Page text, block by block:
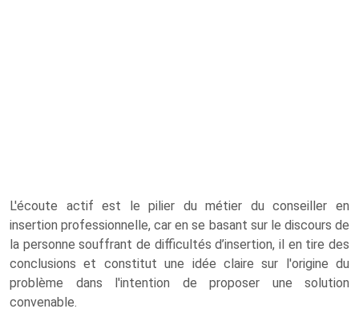
L'écoute actif est le pilier du métier du conseiller en
insertion professionnelle, car en se basant sur le discours de
la personne souffrant de difficultés d’insertion, il en tire des
conclusions et constitut une idée claire sur l'origine du
problème dans l'intention de proposer une solution
convenable.